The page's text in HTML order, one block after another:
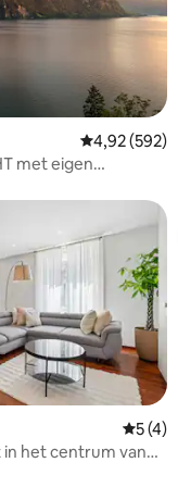
Gemiddelde
4,92 (592)
met eigen
5 (4)
het centrum van